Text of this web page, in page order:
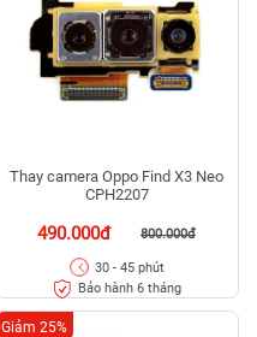
Thay camera Oppo Find X3 Neo
CPH2207
490.000đ 800.000đ
30 - 45 phút
Bảo hành 6 tháng
Giảm 25%